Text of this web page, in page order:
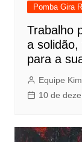
Pomba Gira
Trabalho
a
para a
Equipe
10 de